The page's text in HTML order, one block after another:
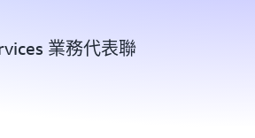
業務代表聯